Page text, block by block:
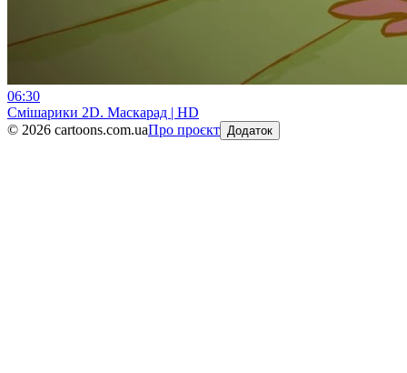
06:30
Смiшарики 2D. Маскарад | HD
© 2026 cartoons.com.uaПро проєкт Додаток